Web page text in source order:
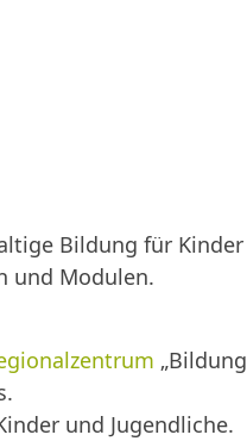
Bildung für Kinder
und Modulen.
„Bildung
und Jugendliche.